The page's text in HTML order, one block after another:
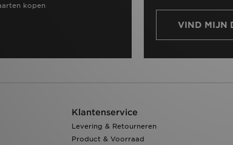
kopen
VIND MIJN
Klantenservice
Levering & Retourneren
Product & Voorraad